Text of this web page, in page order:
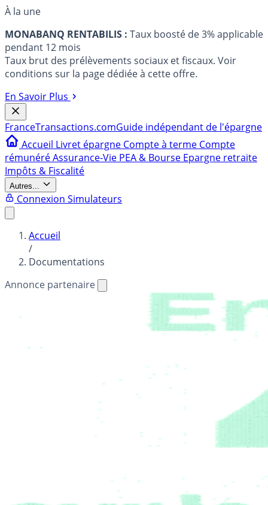
À la une
MONABANQ RENTABILIS : Taux boosté de 3% applicable
pendant 12 mois
Taux brut des prélèvements sociaux et fiscaux. Voir
conditions sur la page dédiée à cette offre.
En Savoir Plus
FranceTransactions.comGuide indépendant de l'épargne
Accueil Livret épargne Compte à terme Compte
rémunéréAssurance-Vie PEA & Bourse Epargne retraite
Impôts & Fiscalité
Autres...
Connexion Simulateurs
Accueil
/
Documentations
Annonce partenaire